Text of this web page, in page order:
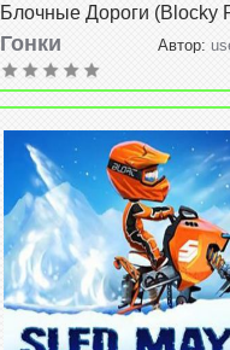
Блочные Дороги (Blocky
v1.2.3
Гонки Автор:
2015, 18:38